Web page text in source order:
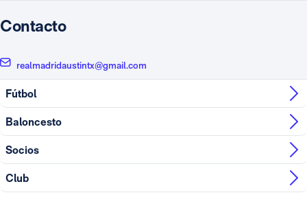
Contacto
realmadridaustintx@gmail.com
Fútbol
Baloncesto
Socios
Club